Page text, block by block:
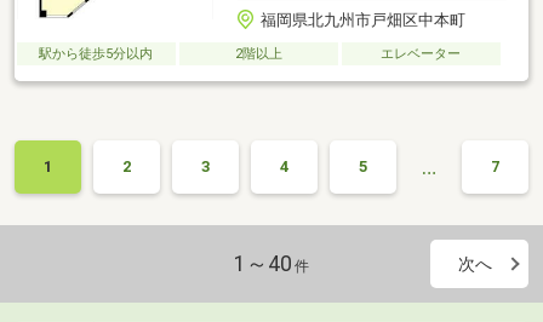
福岡県北九州市戸畑区中本町
駅から徒歩5分以内 2階以上 エレベーター
1 2 3 4 5 … 7
1～40 件 次へ